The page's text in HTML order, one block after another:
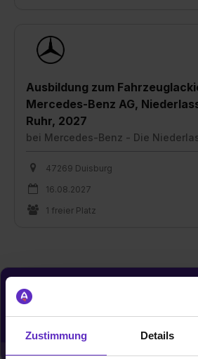
Zustimmung Details
Ausbildung zum
Mercedes-Benz AG,
Ruhr, 2027
bei Mercedes-Benz - Die
47269 Duisburg
16.08.2027
1 freier Platz
Du möchtest neue Stellen
zugeschickt bekommen?